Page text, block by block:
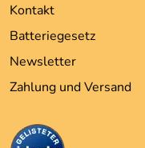
Kontakt
Batteriegesetz
Newsletter
Zahlung und Versand